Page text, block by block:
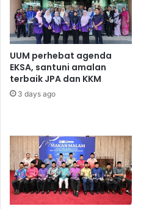
UUM perhebat agenda
EKSA, santuni amalan
terbaik JPA dan KKM
3 days ago